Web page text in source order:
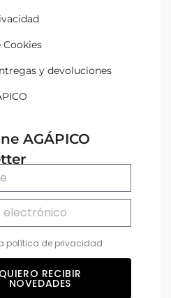
y devoluciones
AGÁPICO
política de privacidad
QUIERO RECIBIR
NOVEDADES